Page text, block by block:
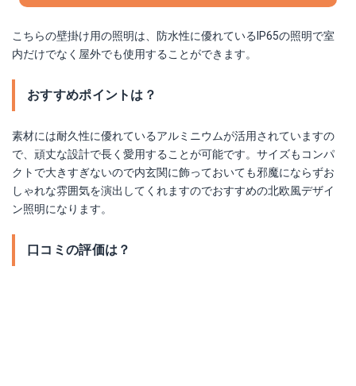
こちらの壁掛け用の照明は、防水性に優れているIP65の照明で室
内だけでなく屋外でも使用することができます。
おすすめポイントは？
素材には耐久性に優れているアルミニウムが活用されていますの
で、頑丈な設計で長く愛用することが可能です。サイズもコンパ
クトで大きすぎないので内玄関に飾っておいても邪魔にならずお
しゃれな雰囲気を演出してくれますのでおすすめの北欧風デザイ
ン照明になります。
口コミの評価は？